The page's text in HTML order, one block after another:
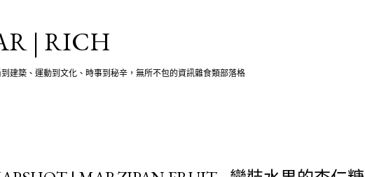
| RICH
建築、運動到文化、時事到秘辛，無所不包的資訊雜食類部落格